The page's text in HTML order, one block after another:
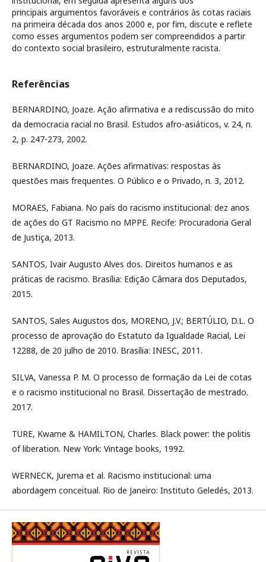
principais argumentos favoráveis e contrários às cotas raciais
na primeira década dos anos 2000 e, por fim, discute e reflete
como esses argumentos podem ser compreendidos a partir
do contexto social brasileiro, estruturalmente racista.
Referências
BERNARDINO, Joaze. Ação afirmativa e a rediscussão do mito
da democracia racial no Brasil. Estudos afro-asiáticos, v. 24, n.
2, p. 247-273, 2002.
BERNARDINO, Joaze. Ações afirmativas: respostas às
questões mais frequentes. O Público e o Privado, n. 3, 2012.
MORAES, Fabiana. No país do racismo institucional: dez anos
de ações do GT Racismo no MPPE. Recife: Procuradoria Geral
de Justiça, 2013.
SANTOS, Ivair Augusto Alves dos. Direitos humanos e as
práticas de racismo. Brasília: Edição Câmara dos Deputados,
2015.
SANTOS, Sales Augustos dos, MORENO, J.V.; BERTÚLIO, D.L. O
processo de aprovação do Estatuto da Igualdade Racial, Lei
12288, de 20 julho de 2010. Brasília: INESC, 2011.
SILVA, Vanessa P. M. O processo de formação da Lei de cotas
e o racismo institucional no Brasil. Dissertação de mestrado.
2017.
TURE, Kwame & HAMILTON, Charles. Black power: the politis
of liberation. New York: Vintage books, 1992.
WERNECK, Jurema et al. Racismo institucional: uma
abordagem conceitual. Rio de Janeiro: Instituto Geledés, 2013.